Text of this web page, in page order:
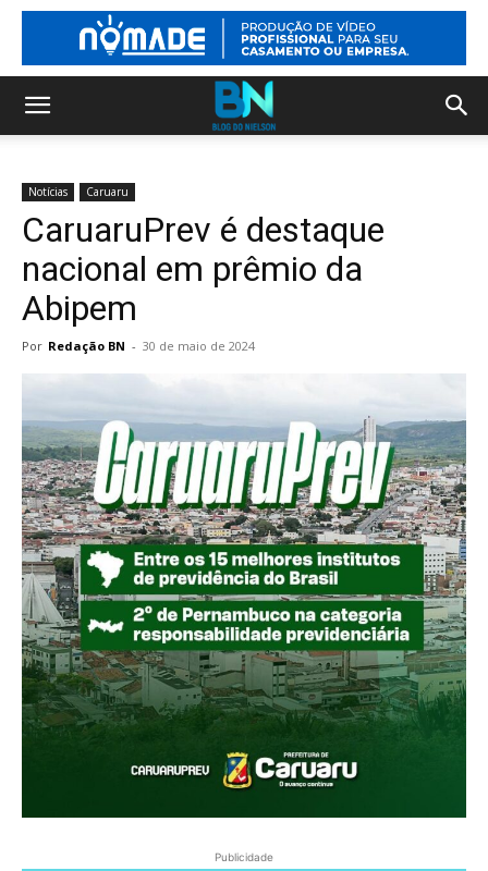
Notícias Caruaru
CaruaruPrev é destaque
nacional em prêmio da
Abipem
Por Redação BN - 30 de maio de 2024
Publicidade